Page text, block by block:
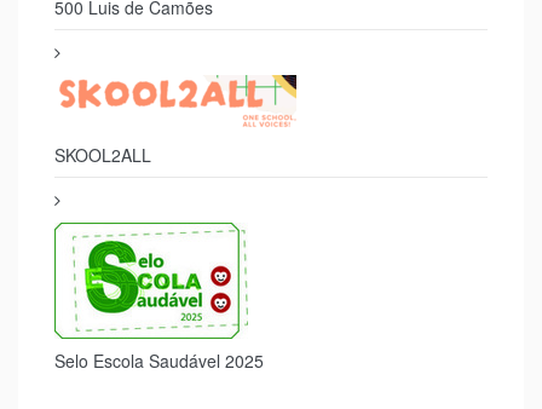
Selo Segurança Digital
500 Luis de Camões